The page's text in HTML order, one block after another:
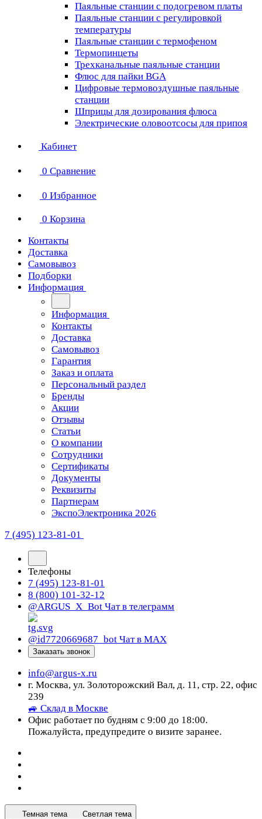
Паяльные станции с подогревом платы
Паяльные станции с регулировкой
температуры
Паяльные станции с термофеном
Термопинцеты
Трехканальные паяльные станции
Флюс для пайки BGA
Цифровые термовоздушные паяльные
станции
Шприцы для дозирования флюса
Электрические оловоотсосы для припоя
Кабинет
0 Сравнение
0 Избранное
0 Корзина
Контакты
Доставка
Самовывоз
Подборки
Информация
Информация
Контакты
Доставка
Самовывоз
Гарантия
Заказ и оплата
Персональный раздел
Бренды
Акции
Отзывы
Статьи
О компании
Сотрудники
Сертификаты
Документы
Реквизиты
Партнерам
ЭкспоЭлектроника 2026
7 (495) 123-81-01
Телефоны
7 (495) 123-81-01
8 (800) 101-32-12
@ARGUS_X_Bot Чат в телеграмм
@id7720669687_bot Чат в МАХ
Заказать звонок
info@argus-x.ru
г. Москва, ул. Золоторожский Вал, д. 11, стр. 22, офис
239
🚙 Склад в Москве
Офис работает по будням с 9:00 до 18:00.
Пожалуйста, предупредите о визите заранее.
Темная тема Светлая тема